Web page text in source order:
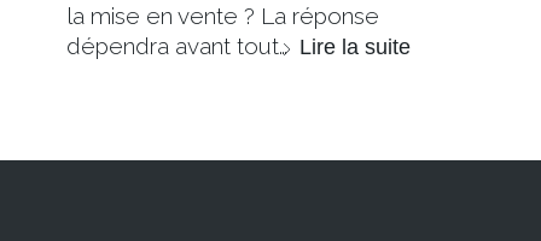
la mise en vente ? La réponse
dépendra avant tout… Lire la suite